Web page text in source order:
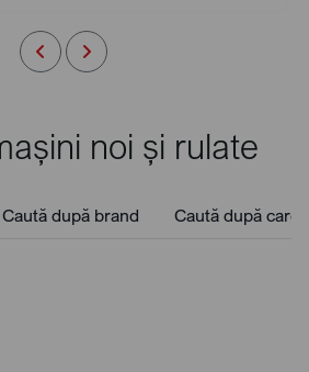
noi și rulate
Caută după brand Caută după